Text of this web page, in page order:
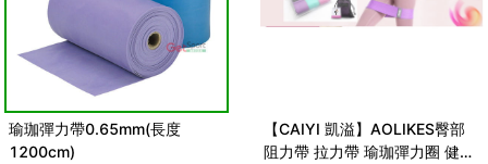
瑜珈彈力帶0.65mm(長度
1200cm)
【CAIYI 凱溢】AOLIKES臀部
阻力帶 拉力帶 瑜珈彈力圈 健身